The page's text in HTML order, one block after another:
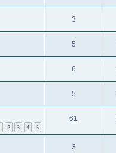
3
5
6
5
2 3 4 5
61
3